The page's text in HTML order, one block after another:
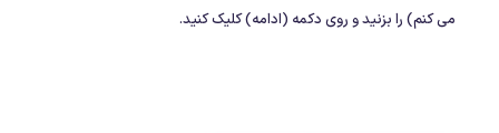
می کنم) را بزنید و روی دکمه (ادامه) کلیک کنید.